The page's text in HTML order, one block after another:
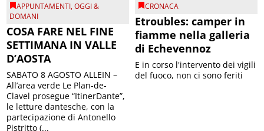
APPUNTAMENTI,OGGI &
DOMANI
COSA FARE NEL FINE
SETTIMANA IN VALLE
D’AOSTA
SABATO 8 AGOSTO ALLEIN –
All’area verde Le Plan-de-
Clavel prosegue “ItinerDante”,
le letture dantesche, con la
partecipazione di Antonello
Pistritto (...
CRONACA
Etroubles: camper in
fiamme nella galleria
di Echevennoz
E in corso l'intervento dei vigili
del fuoco, non ci sono feriti